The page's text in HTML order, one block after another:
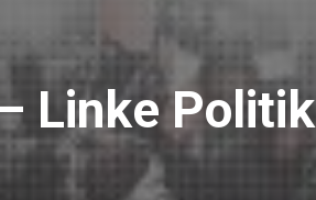
Linke Politik